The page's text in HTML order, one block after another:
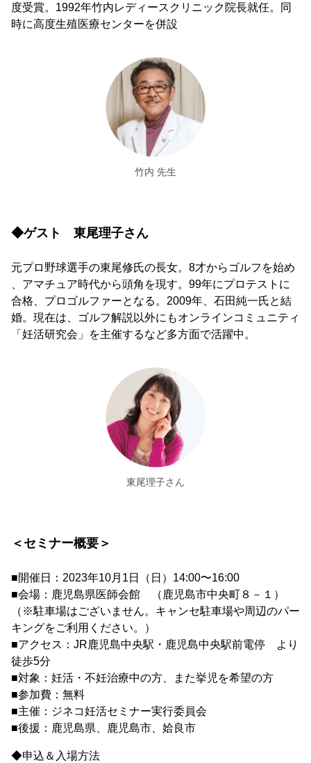
度受賞。1992年竹内レディースクリニック院長就任。同
時に高度生殖医療センターを併設
竹内 先生
◆ゲスト 東尾理子さん
元プロ野球選手の東尾修氏の長女。8才からゴルフを始め
、アマチュア時代から頭角を現す。99年にプロテストに
合格、プロゴルファーとなる。2009年、石田純一氏と結
婚。現在は、ゴルフ解説以外にもオンラインコミュニティ
「妊活研究会」を主催するなど多方面で活躍中。
東尾理子さん
＜セミナー概要＞
■開催日：2023年10月1日（日）14:00〜16:00
■会場：鹿児島県医師会館 （鹿児島市中央町８－１）
（※駐車場はございません。キャンセ駐車場や周辺のパー
キングをご利用ください。）
■アクセス：JR鹿児島中央駅・鹿児島中央駅前電停 より
徒歩5分
■対象：妊活・不妊治療中の方、また挙児を希望の方
■参加費：無料
■主催：ジネコ妊活セミナー実行委員会
■後援：鹿児島県、鹿児島市、姶良市
◆申込＆入場方法